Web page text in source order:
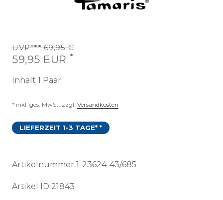
UVP*** 69,95 €
59,95 EUR *
Inhalt 1 Paar
* inkl. ges. MwSt. zzgl. Versandkosten
LIEFERZEIT 1-3 TAGE* *
Artikelnummer 1-23624-43/685
Artikel ID 21843